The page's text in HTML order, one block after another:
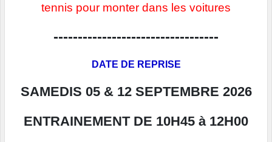
tennis pour monter dans les voitures
----------------------------------
DATE DE REPRISE
SAMEDIS 05 & 12 SEPTEMBRE 2026
ENTRAINEMENT DE 10H45 à 12H00